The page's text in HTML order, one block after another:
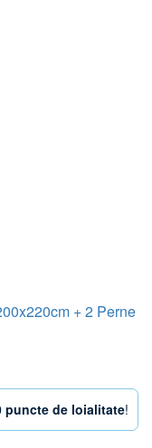
+ 2 Perne
puncte de loialitate!